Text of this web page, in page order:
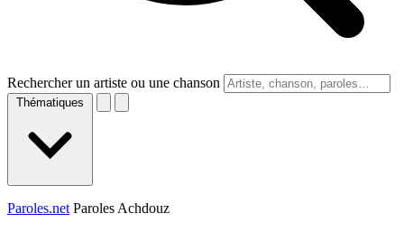
Rechercher un artiste ou une chanson
Thématiques
Paroles.net Paroles Achdouz